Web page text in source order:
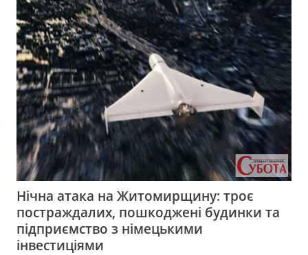
Нічна атака на Житомирщину: троє
постраждалих, пошкоджені будинки та
підприємство з німецькими
інвестиціями